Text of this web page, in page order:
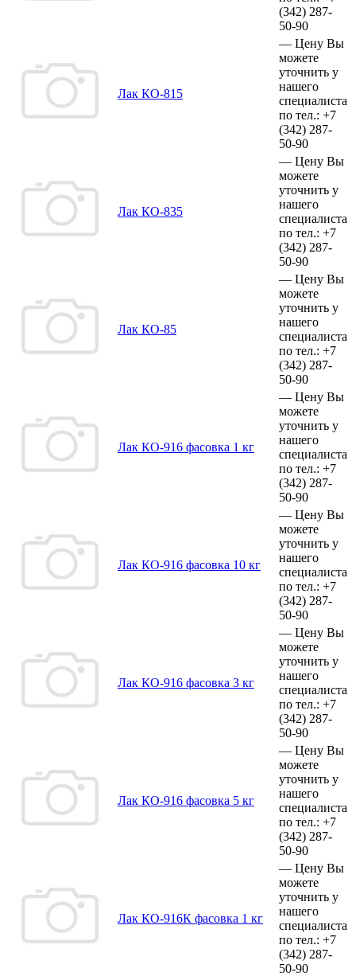
(342) 287-
50-90
Лак КО-815
— Цену Вы
можете
уточнить у
нашего
специалиста
по тел.: +7
(342) 287-
50-90
Лак КО-835
— Цену Вы
можете
уточнить у
нашего
специалиста
по тел.: +7
(342) 287-
50-90
Лак КО-85
— Цену Вы
можете
уточнить у
нашего
специалиста
по тел.: +7
(342) 287-
50-90
Лак КО-916 фасовка 1 кг
— Цену Вы
можете
уточнить у
нашего
специалиста
по тел.: +7
(342) 287-
50-90
Лак КО-916 фасовка 10 кг
— Цену Вы
можете
уточнить у
нашего
специалиста
по тел.: +7
(342) 287-
50-90
Лак КО-916 фасовка 3 кг
— Цену Вы
можете
уточнить у
нашего
специалиста
по тел.: +7
(342) 287-
50-90
Лак КО-916 фасовка 5 кг
— Цену Вы
можете
уточнить у
нашего
специалиста
по тел.: +7
(342) 287-
50-90
Лак КО-916К фасовка 1 кг
— Цену Вы
можете
уточнить у
нашего
специалиста
по тел.: +7
(342) 287-
50-90